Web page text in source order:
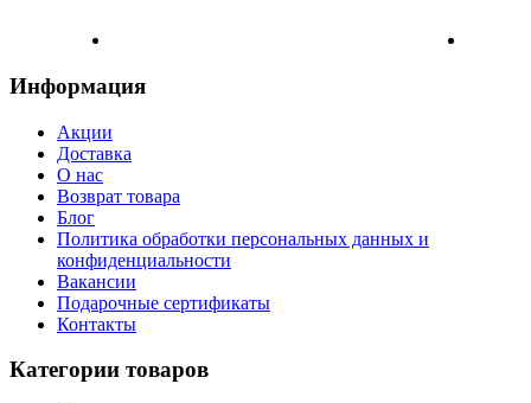
Информация
Акции
Доставка
О нас
Возврат товара
Блог
Политика обработки персональных данных и
конфиденциальности
Вакансии
Подарочные сертификаты
Контакты
Категории товаров